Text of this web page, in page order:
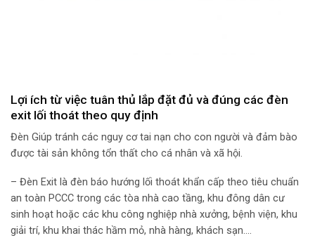
Lợi ích từ việc tuân thủ lắp đặt đủ và đúng các đèn
exit lối thoát theo quy định
Đèn Giúp tránh các nguy cơ tai nạn cho con người và đảm bào
được tài sản không tổn thất cho cá nhân và xã hội.
– Đèn Exit là đèn báo hướng lối thoát khẩn cấp theo tiêu chuẩn
an toàn PCCC trong các tòa nhà cao tầng, khu đông dân cư
sinh hoạt hoặc các khu công nghiệp nhà xưởng, bệnh viện, khu
giải trí, khu khai thác hầm mỏ, nhà hàng, khách sạn….